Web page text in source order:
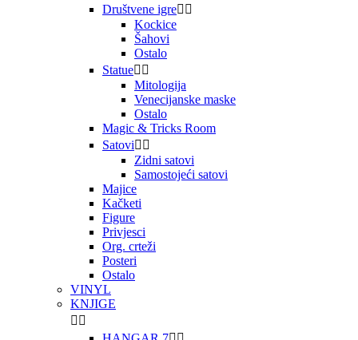
Društvene igre 
Kockice
Šahovi
Ostalo
Statue 
Mitologija
Venecijanske maske
Ostalo
Magic & Tricks Room
Satovi 
Zidni satovi
Samostojeći satovi
Majice
Kačketi
Figure
Privjesci
Org. crteži
Posteri
Ostalo
VINYL
KNJIGE
 